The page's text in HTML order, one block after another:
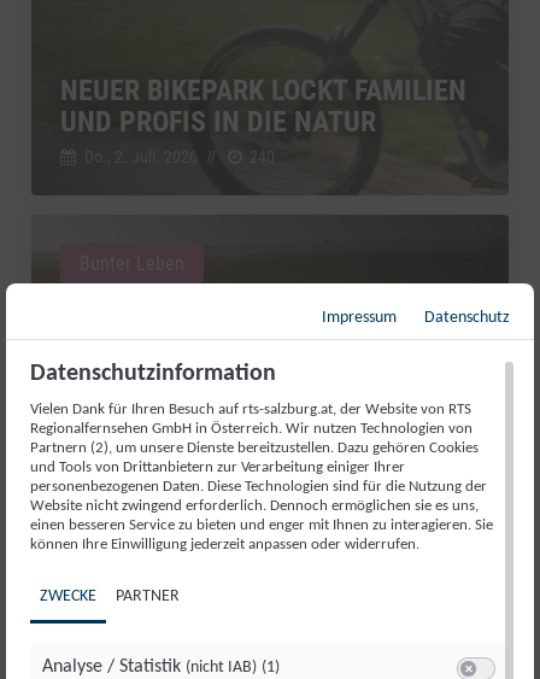
NEUER BIKEPARK LOCKT FAMILIEN
UND PROFIS IN DIE NATUR
Do., 2. Juli. 2026 // 240
WASSERKRAFT WIE FRÜHER: DIE
GURRERMÜHLE ERZÄHLT
GESCHICHTE
Impressum Datenschutz
Datenschutzinformation
Vielen Dank für Ihren Besuch auf rts-salzburg.at, der Website von RTS
Regionalfernsehen GmbH in Österreich. Wir nutzen Technologien von
Partnern (2), um unsere Dienste bereitzustellen. Dazu gehören Cookies
und Tools von Drittanbietern zur Verarbeitung einiger Ihrer
personenbezogenen Daten. Diese Technologien sind für die Nutzung der
Website nicht zwingend erforderlich. Dennoch ermöglichen sie es uns,
einen besseren Service zu bieten und enger mit Ihnen zu interagieren. Sie
können Ihre Einwilligung jederzeit anpassen oder widerrufen.
ZWECKE PARTNER
Analyse / Statistik (nicht IAB) (1)